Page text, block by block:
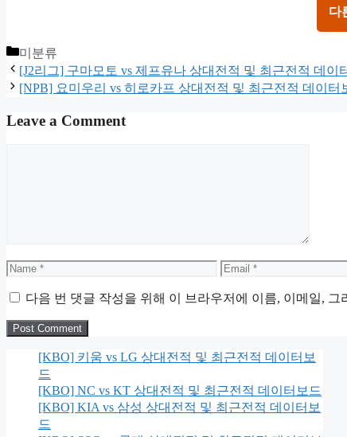
다
Categories
미분류
[J2리그] 구마모토 vs 제프유나 상대전적 및 최근전적 데이
[NPB] 요미우리 vs 히로카프 상대전적 및 최근전적 데이터
Leave a Comment
Name Email
다음 번 댓글 작성을 위해 이 브라우저에 이름, 이메일, 그
[KBO] 키움 vs LG 상대전적 및 최근전적 데이터보
드
[KBO] NC vs KT 상대전적 및 최근전적 데이터보드
[KBO] KIA vs 삼성 상대전적 및 최근전적 데이터보
드